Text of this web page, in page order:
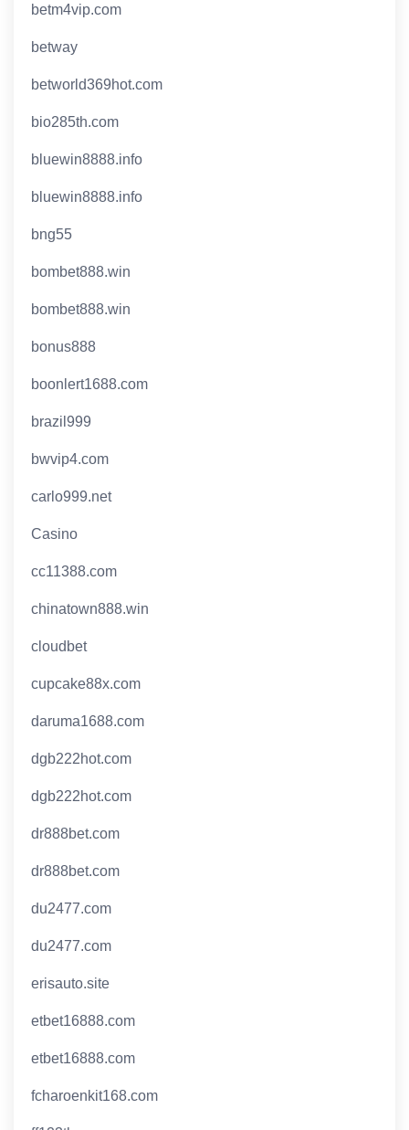
betm4vip.com
betway
betworld369hot.com
bio285th.com
bluewin8888.info
bluewin8888.info
bng55
bombet888.win
bombet888.win
bonus888
boonlert1688.com
brazil999
bwvip4.com
carlo999.net
Casino
cc11388.com
chinatown888.win
cloudbet
cupcake88x.com
daruma1688.com
dgb222hot.com
dgb222hot.com
dr888bet.com
dr888bet.com
du2477.com
du2477.com
erisauto.site
etbet16888.com
etbet16888.com
fcharoenkit168.com